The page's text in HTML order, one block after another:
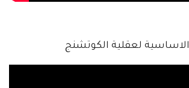
لعقلية الكوتشنج